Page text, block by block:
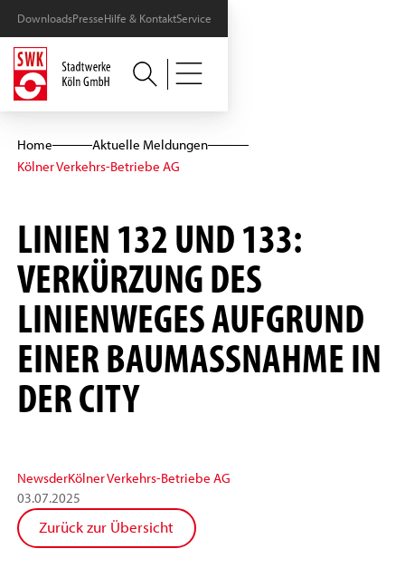
DownloadsPresseHilfe & KontaktService
Home
Aktuelle Meldungen
Kölner Verkehrs-Betriebe AG
LINIEN 132 UND 133:
VERKÜRZUNG DES
LINIENWEGES AUFGRUND
EINER BAUMASSNAHME IN D
ER CITY
NewsderKölner Verkehrs-Betriebe AG
03.07.2025
Zurück zur Übersicht